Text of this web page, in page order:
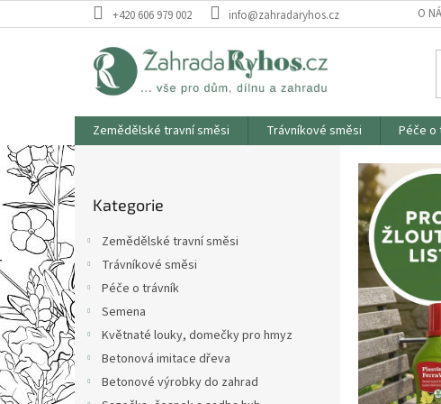
na
+420 606 979 002 info@zahradaryhos.cz O
Zemědělské travní směsi Trávníkové směsi Péče o
P
o
s
t
n
n
í
p
a
n
e
kategorie
Kategorie
Zemědělské travní směsi
Trávníkové směsi
Péče o trávník
Semena
Květnaté louky, domečky pro hmyz
Betonová imitace dřeva
Betonové výrobky do zahrad
R
á
j
z
a
h
r
á
d
k